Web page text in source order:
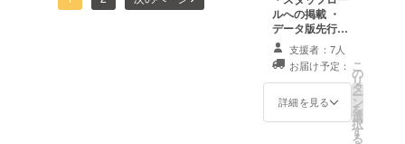
んのご支援によって形にな
など。影響
を受けた作
曲家は大嶋
啓之、折戸
伸治、
MANYO、崎
元仁、
ルへの掲載 ・
データ版先行サ
ウンドトラック
・ノンクレジッ
ト版オープニン
グアニメーショ
ンムービー
支援者：7人
お届け予定：
詳細を見る
こ
の
リ
タ
ー
ン
を
選
択
す
る